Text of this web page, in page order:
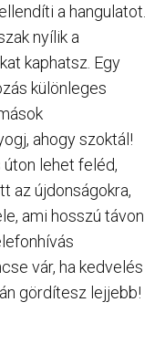
a hangulatot.
nyílik a
kaphatsz. Egy
különleges
ahogy szoktál!
lehet feléd,
az újdonságokra,
ami hosszú távon
vár, ha kedvelés
gördítesz lejjebb!